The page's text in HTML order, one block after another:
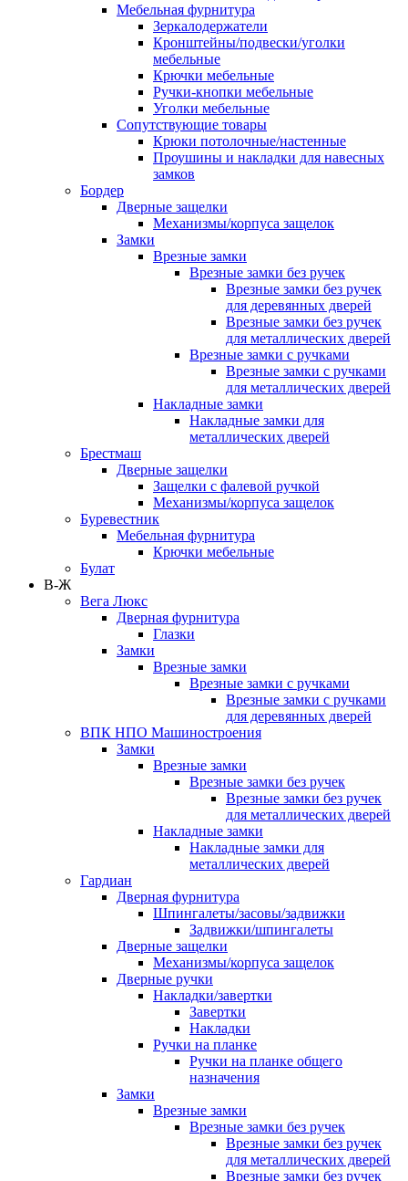
Мебельная фурнитура
Зеркалодержатели
Кронштейны/подвески/уголки
мебельные
Крючки мебельные
Ручки-кнопки мебельные
Уголки мебельные
Сопутствующие товары
Крюки потолочные/настенные
Проушины и накладки для навесных
замков
Бордер
Дверные защелки
Механизмы/корпуса защелок
Замки
Врезные замки
Врезные замки без ручек
Врезные замки без ручек
для деревянных дверей
Врезные замки без ручек
для металлических дверей
Врезные замки с ручками
Врезные замки с ручками
для металлических дверей
Накладные замки
Накладные замки для
металлических дверей
Брестмаш
Дверные защелки
Защелки с фалевой ручкой
Механизмы/корпуса защелок
Буревестник
Мебельная фурнитура
Крючки мебельные
Булат
В-Ж
Вега Люкс
Дверная фурнитура
Глазки
Замки
Врезные замки
Врезные замки с ручками
Врезные замки с ручками
для деревянных дверей
ВПК НПО Машиностроения
Замки
Врезные замки
Врезные замки без ручек
Врезные замки без ручек
для металлических дверей
Накладные замки
Накладные замки для
металлических дверей
Гардиан
Дверная фурнитура
Шпингалеты/засовы/задвижки
Задвижки/шпингалеты
Дверные защелки
Механизмы/корпуса защелок
Дверные ручки
Накладки/завертки
Завертки
Накладки
Ручки на планке
Ручки на планке общего
назначения
Замки
Врезные замки
Врезные замки без ручек
Врезные замки без ручек
для металлических дверей
Врезные замки без ручек